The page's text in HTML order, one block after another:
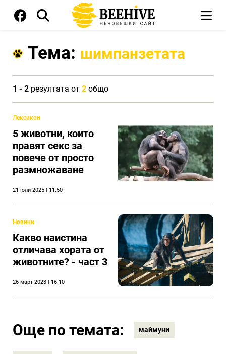
Тема: шимпанзетата
1 - 2 резултата от 2 общо
Лексикон
5 животни, които
правят секс за
повече от просто
размножаване
21 юли 2025 | 11:50
Новини
Какво наистина
отличава хората от
животните? - част 3
26 март 2023 | 16:10
Още по темата: маймуни